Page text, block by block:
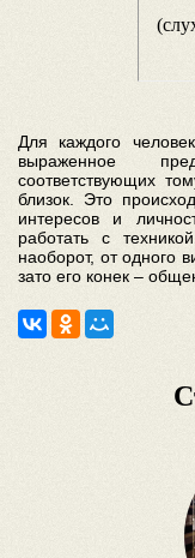
Для каждого
выраженное
соответствующих
близок. Это
интересов и
работать с
наоборот, от одного
зато его конек –